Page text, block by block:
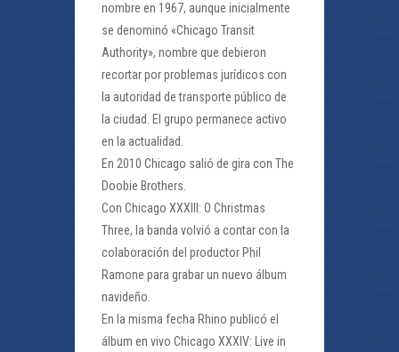
nombre en 1967, aunque inicialmente
se denominó «Chicago Transit
Authority», nombre que debieron
recortar por problemas jurídicos con
la autoridad de transporte público de
la ciudad. El grupo permanece activo
en la actualidad.
En 2010 Chicago salió de gira con The
Doobie Brothers.
Con Chicago XXXIII: O Christmas
Three, la banda volvió a contar con la
colaboración del productor Phil
Ramone para grabar un nuevo álbum
navideño.
En la misma fecha Rhino publicó el
álbum en vivo Chicago XXXIV: Live in